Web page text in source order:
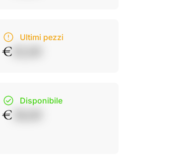
Ultimi pezzi
€
Disponibile
€